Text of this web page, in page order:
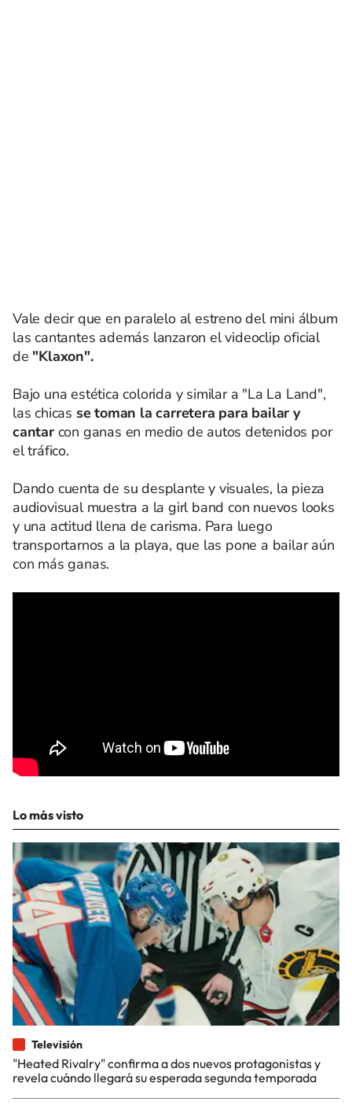
Vale decir que en paralelo al estreno del mini álbum
las cantantes además lanzaron el videoclip oficial
de "Klaxon".
Bajo una estética colorida y similar a "La La Land",
las chicas se toman la carretera para bailar y
cantar con ganas en medio de autos detenidos por
el tráfico.
Dando cuenta de su desplante y visuales, la pieza
audiovisual muestra a la girl band con nuevos looks
y una actitud llena de carisma. Para luego
transportarnos a la playa, que las pone a bailar aún
con más ganas.
Lo más visto
Televisión
"Heated Rivalry" confirma a dos nuevos protagonistas y
revela cuándo llegará su esperada segunda temporada